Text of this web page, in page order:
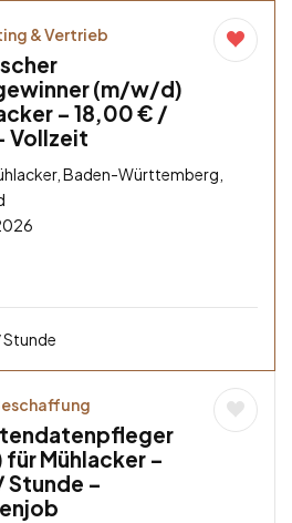
& Vertrieb
(m/w/d)
– 18,00 € /
Vollzeit
Baden-Württemberg,
Stunde
Mühlacker –
Stunde –